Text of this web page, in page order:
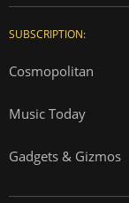
SUBSCRIPTION:
Cosmopolitan
Music Today
Gadgets & Gizmos